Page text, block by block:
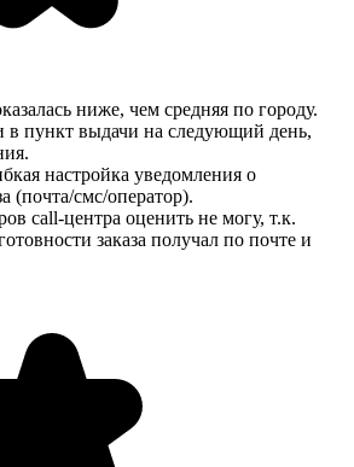
ниже, чем средняя по городу.
в пункт выдачи на следующий день,
настройка уведомления о
(почта/смс/оператор).
call-центра оценить не могу, т.к.
заказа получал по почте и